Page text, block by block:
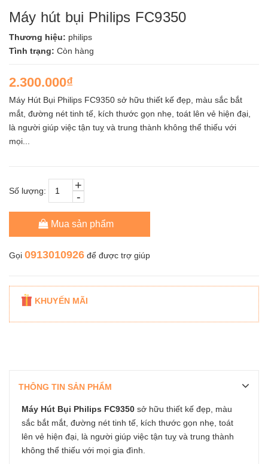
Máy hút bụi Philips FC9350
Thương hiệu: philips
Tình trạng: Còn hàng
2.300.000₫
Máy Hút Bụi Philips FC9350 sở hữu thiết kế đẹp, màu sắc bắt
mắt, đường nét tinh tế, kích thước gọn nhẹ, toát lên vẻ hiện đại,
là người giúp việc tận tuỵ và trung thành không thể thiếu với
mọi...
Số lượng: -
+
Mua sản phẩm
Gọi 0913010926 để được trợ giúp
KHUYẾN MÃI
THÔNG TIN SẢN PHẨM
Máy Hút Bụi Philips FC9350 sở hữu thiết kế đẹp, màu
sắc bắt mắt, đường nét tinh tế, kích thước gọn nhẹ, toát
lên vẻ hiện đại, là người giúp việc tận tuỵ và trung thành
không thể thiếu với mọi gia đình.